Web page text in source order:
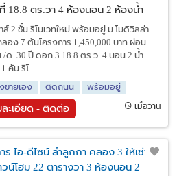
18.8 ตร.วา 4 ห้องนอน 2 ห้องน้ำ
ส์ 2 ชั้น รีโนเวทใหม่ พร้อมอยู่ ม.โมดิวิลล่า
อง 7 ต้นโครงการ 1,450,000 บาท ผ่อน
ด. 30 ปี ดอก 3 18.8 ตร.ว. 4 นอน 2 น้ำ
คัน รีโ
ขายเอง
ติดถนน พร้อมอยู่
ละเอียด - ติดต่อ เมื่อวาน
ร ไอ-ดีไซน์ ลำลูกกา คลอง 3 ให้เช่า/
วน์โฮม 22 ตารางวา 3 ห้องนอน 2